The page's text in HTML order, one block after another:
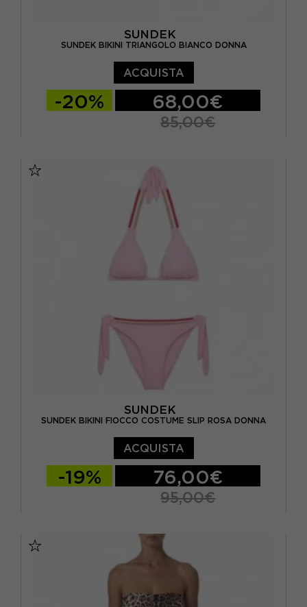
SUNDEK
SUNDEK BIKINI TRIANGOLO BIANCO DONNA
ACQUISTA
-20% 68,00€
85,00€
SUNDEK
SUNDEK BIKINI FIOCCO COSTUME SLIP ROSA DONNA
ACQUISTA
-19% 76,00€
95,00€